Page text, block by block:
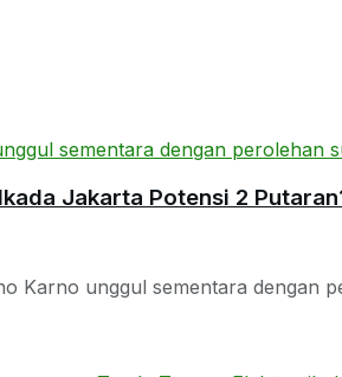
Jakarta Potensi 2
Karno unggul sementara dengan